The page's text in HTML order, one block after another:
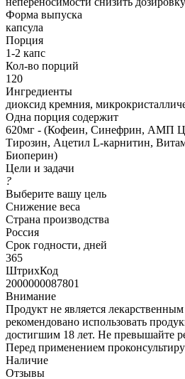
Форма выпуска
капсула
Порция
1-2 капс
Кол-во порций
120
Ингредиенты
диоксид кремния,
Одна порция содержит
620мг - (Кофеин, Синефрин, АМП
Тирозин, Ацетил L-карнитин,
Биоперин)
Цели и задачи
?
Выберите вашу цель
Снижение веса
Страна производства
Россия
Срок годности, дней
365
ШтрихКод
2000000087801
Внимание
Продукт не является
рекомендовано использовать
достигшим 18 лет. Не превышайте
Перед применением
Наличие
Отзывы